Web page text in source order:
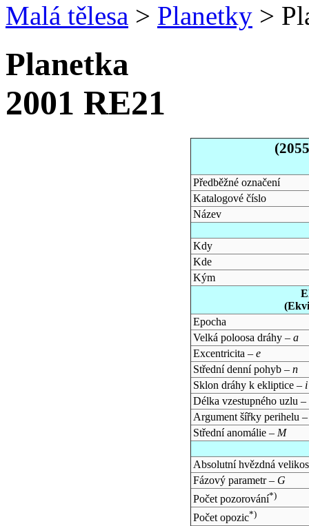
Malá tělesa > Planetky >
Planetka
2001 RE21
Předběžné označení
Katalogové číslo
Název
Kdy
Kde
Kým
Epocha
Velká poloosa dráhy – a
Excentricita – e
Střední denní pohyb – n
Sklon dráhy k ekliptice – i
Délka vzestupného uzlu –
Argument šířky perihelu
Střední anomálie – M
Absolutní hvězdná
Fázový parametr – G
Počet pozorování*)
Počet opozic*)